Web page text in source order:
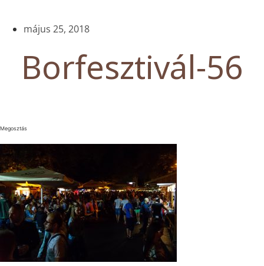
május 25, 2018
Borfesztivál-56
Megosztás